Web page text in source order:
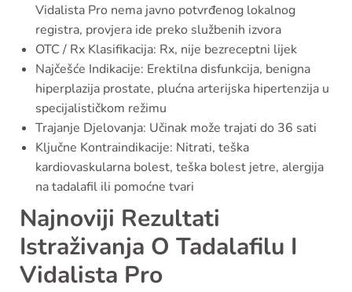
Vidalista Pro nema javno potvrđenog lokalnog
registra, provjera ide preko službenih izvora
OTC / Rx Klasifikacija: Rx, nije bezreceptni lijek
Najčešće Indikacije: Erektilna disfunkcija, benigna
hiperplazija prostate, plućna arterijska hipertenzija u
specijalističkom režimu
Trajanje Djelovanja: Učinak može trajati do 36 sati
Ključne Kontraindikacije: Nitrati, teška
kardiovaskularna bolest, teška bolest jetre, alergija
na tadalafil ili pomoćne tvari
Najnoviji Rezultati
Istraživanja O Tadalafilu I
Vidalista Pro